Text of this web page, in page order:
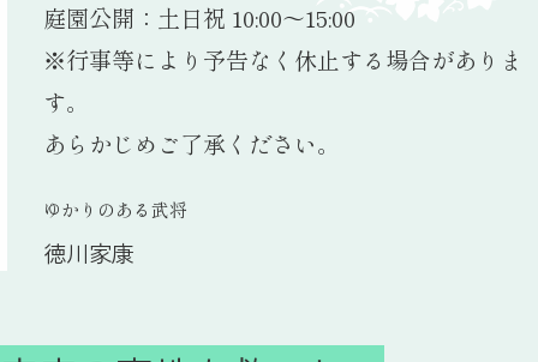
庭園公開：土日祝 10:00〜15:00
※行事等により予告なく休止する場合がありま
す。
あらかじめご了承ください。
ゆかりのある武将
徳川家康